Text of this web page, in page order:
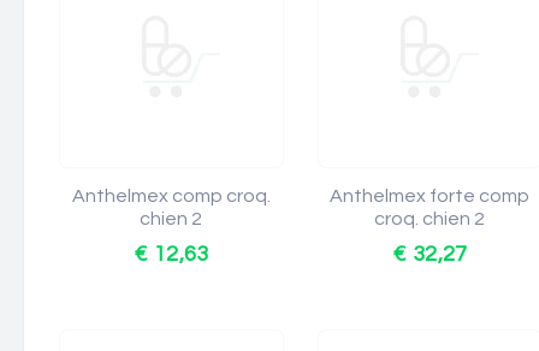
Anthelmex comp croq.
chien 2
€ 12,63
Anthelmex forte comp
croq. chien 2
€ 32,27